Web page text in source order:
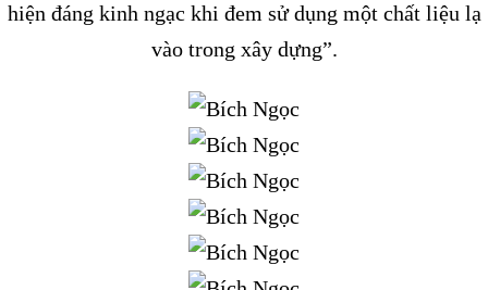
hiện đáng kinh ngạc khi đem sử dụng một chất liệu lạ
vào trong xây dựng”.